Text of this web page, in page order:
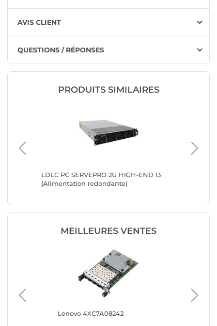
AVIS CLIENT
QUESTIONS / RÉPONSES
PRODUITS SIMILAIRES
LDLC PC SERVEPRO 2U HIGH-END I3
(Alimentation redondante)
MEILLEURES VENTES
Lenovo 4XC7A08242